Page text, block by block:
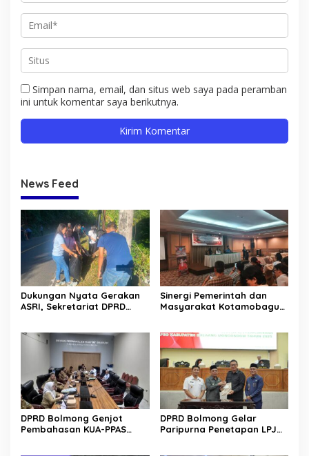
Simpan nama, email, dan situs web saya pada peramban
ini untuk komentar saya berikutnya.
News Feed
Dukungan Nyata Gerakan
ASRI, Sekretariat DPRD
Sinergi Pemerintah dan
Masyarakat Kotamobagu
DPRD Bolmong Genjot
Pembahasan KUA-PPAS
DPRD Bolmong Gelar
Paripurna Penetapan LPJ